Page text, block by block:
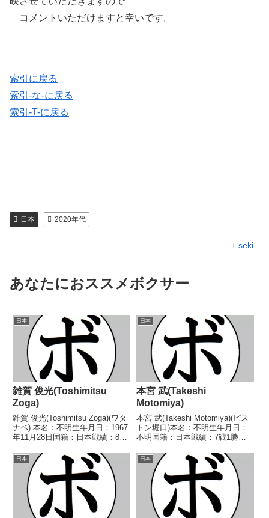
コメントいただけますと幸いです。
索引に戻る
索引-な-に戻る
索引-T-に戻る
日本 2020年代
seki
あなたにおススメボクサー
日本
雑賀 俊光(Toshimitsu
Zoga)
雑賀 俊光(Toshimitsu Zoga)(ワタ
ナベ) 本名：不明生年月日：1967
年11月28日国籍：日本戦績：8戦
し 【戦歴】1991/06/25 △4R判
定 (採点不明) 後藤 智弘(ヨネク
ラ)199...
日本
本宮 武(Takeshi
Motomiya)
本宮 武(Takeshi Motomiya)(ピス
トン堀口)本名：不明生年月日：
不明国籍：日本戦績：7戦1勝
し【戦歴】1948/01/29 △4R判
定 (採点不明) 杉山 義(鈴
木)1948/03/13 ...
日本 日本